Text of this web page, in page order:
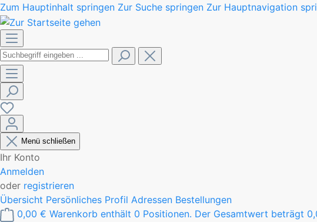
Zum Hauptinhalt springen Zur Suche springen Zur Hauptnavigation
Menü schließen
Ihr Konto
Anmelden
oder registrieren
Übersicht Persönliches Profil Adressen Bestellungen
0,00 € Warenkorb enthält 0 Positionen. Der Gesamtwert beträgt